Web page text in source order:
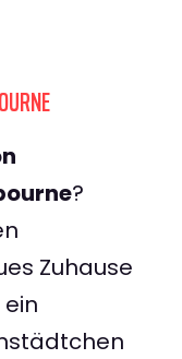
?
Zuhause